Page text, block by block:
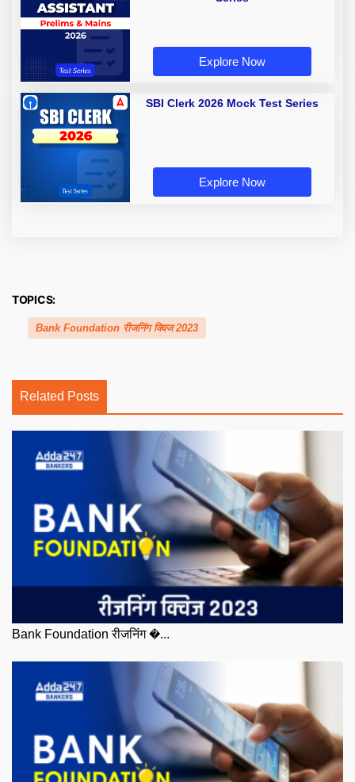
Explore Now
SBI Clerk 2026 Mock Test Series
Explore Now
TOPICS:
Bank Foundation रीजनिंग क्विज 2023
Related Posts
Bank Foundation रीजनिंग �...